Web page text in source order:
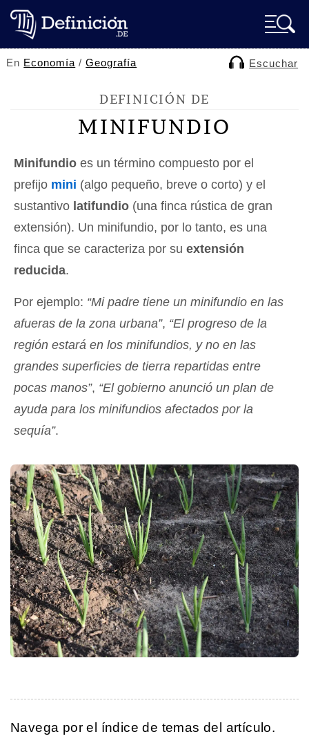
En Economía /Geografía Escuchar
DEFINICIÓN DE
MINIFUNDIO
Minifundio es un término compuesto por el
prefijo mini (algo pequeño, breve o corto) y el
sustantivo latifundio (una finca rústica de gran
extensión). Un minifundio, por lo tanto, es una
finca que se caracteriza por su extensión
reducida.
Por ejemplo: “Mi padre tiene un minifundio en las
afueras de la zona urbana”, “El progreso de la
región estará en los minifundios, y no en las
grandes superficies de tierra repartidas entre
pocas manos”, “El gobierno anunció un plan de
ayuda para los minifundios afectados por la
sequía”.
Navega por el índice de temas del artículo.